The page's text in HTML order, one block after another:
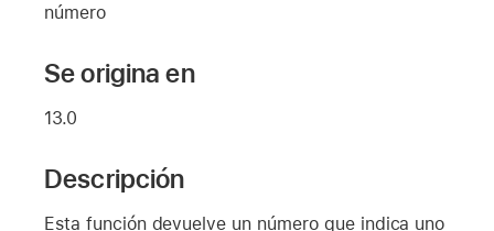
número
Se origina en
13.0
Descripción
Esta función devuelve un número que indica uno